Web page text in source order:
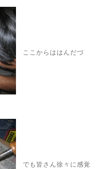
ここからははんだづ
でも皆さん徐々に感覚